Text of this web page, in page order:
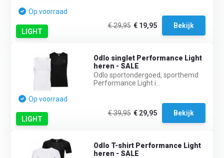
LIGHT
Op voorraad
€ 29,95 € 19,95 Bekijk
LIGHT
Odlo singlet Performance Light
heren - SALE
Odlo sportondergoed, sporthemd
Performance Light i...
Op voorraad
€ 39,95 € 29,95 Bekijk
Odlo T-shirt Performance Light
heren - SALE